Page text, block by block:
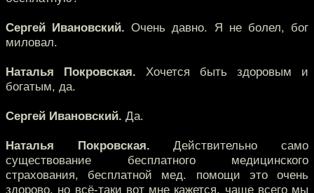
Сергей Ивановский. Очень давно. Я не болел, бог
миловал.
Наталья Покровская. Хочется быть здоровым и
богатым, да.
Сергей Ивановский. Да.
Наталья Покровская. Действительно само
существование бесплатного медицинского
страхования, бесплатной мед. помощи это очень
здорово, но всё-таки вот мне кажется, чаще всего мы